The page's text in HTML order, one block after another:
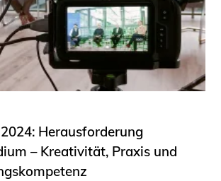
Herausforderung
– Kreativität, Praxis und